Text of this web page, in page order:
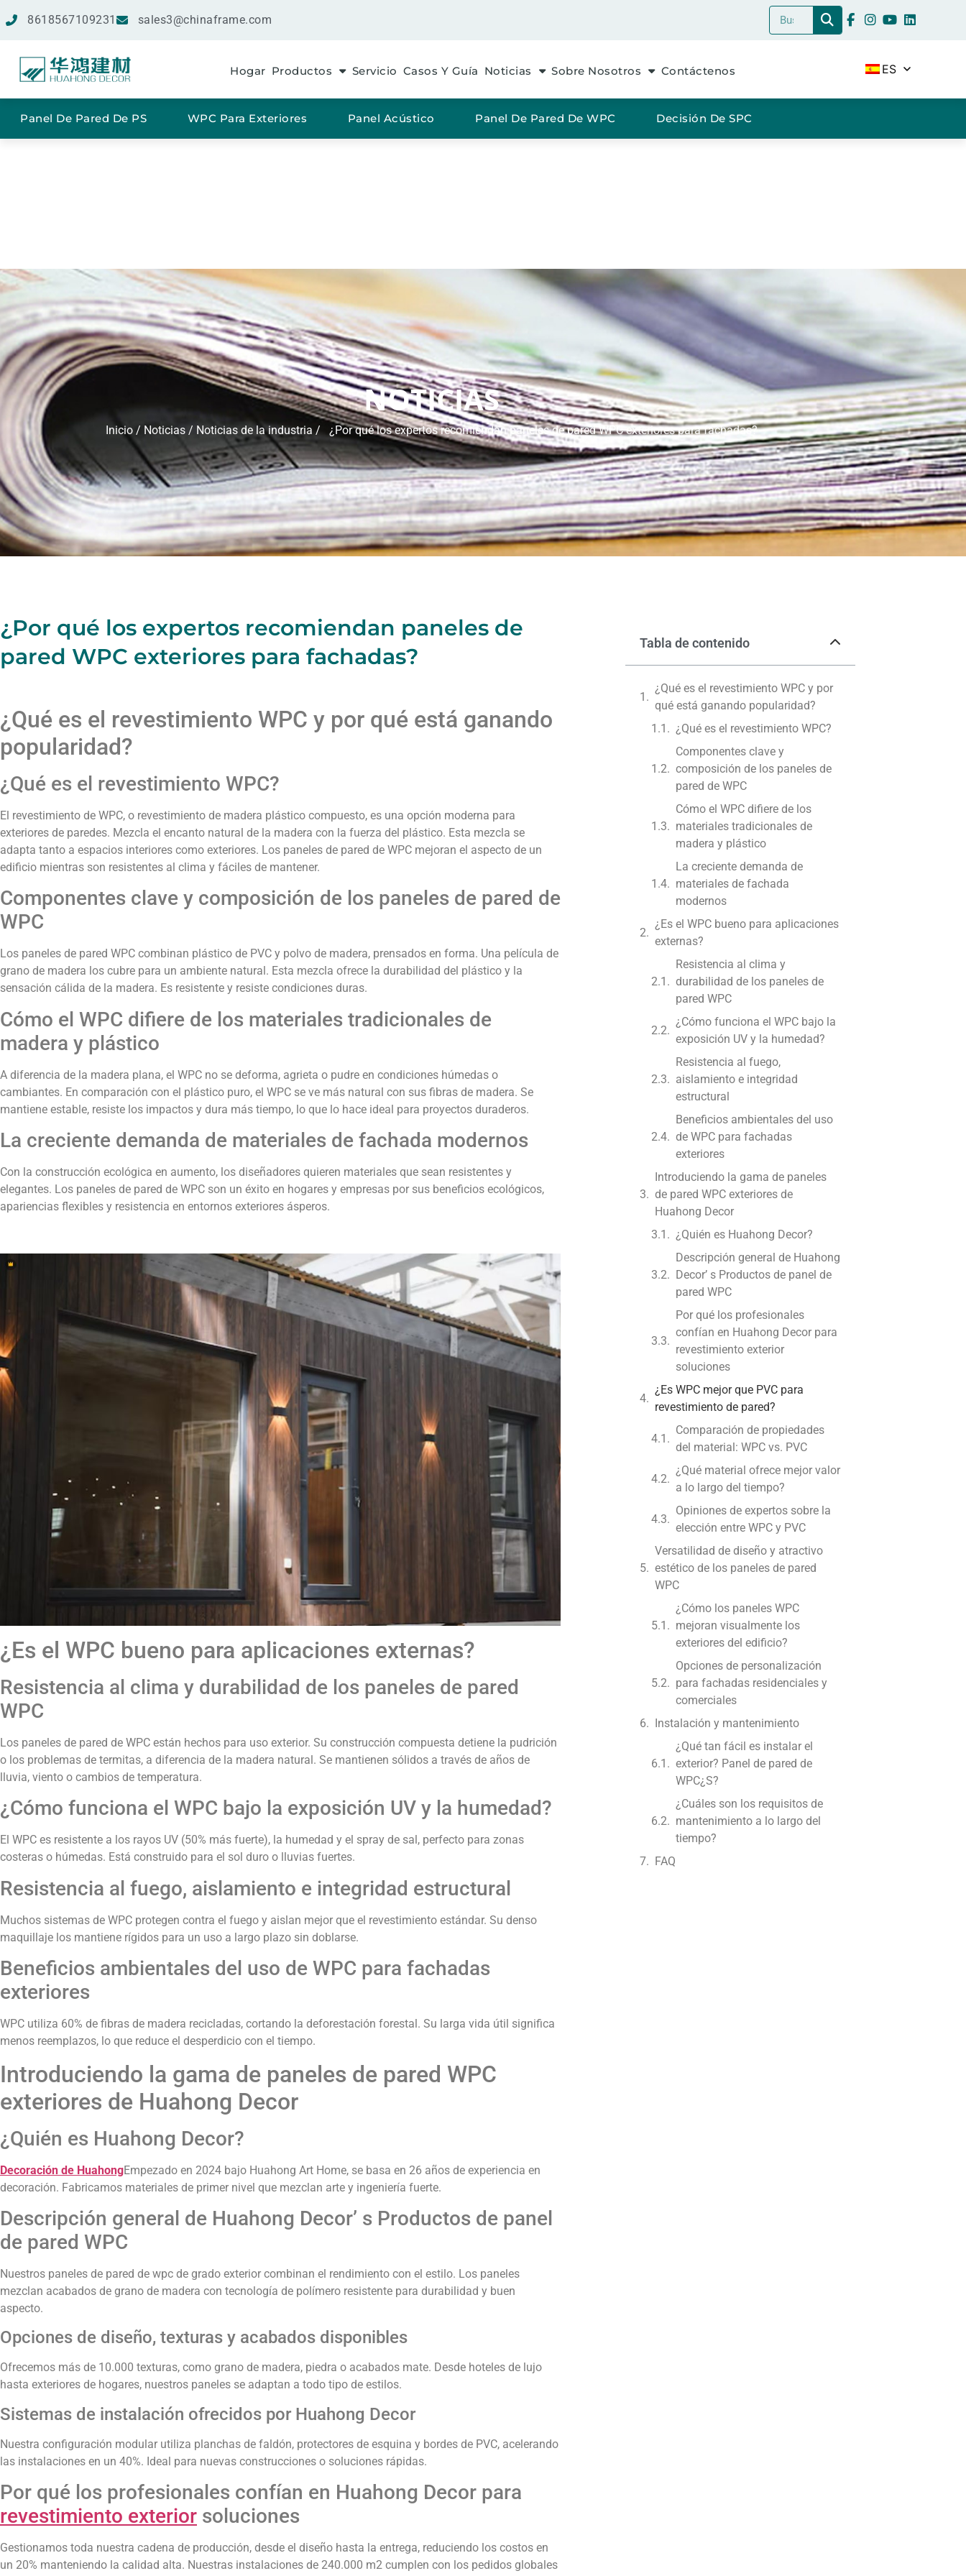
8618567109231 sales3@chinaframe.com
Hogar Productos Servicio Casos Y Guía Noticias Sobre Nosotros Contáctenos ES
Panel De Pared De PS WPC Para Exteriores Panel Acústico Panel De Pared De WPC Decisión De SPC
NOTICIAS
Inicio/ Noticias/ Noticias de la industria / ¿Por qué los expertos recomiendan paneles de pared WPC exteriores para fachadas?
¿Por qué los expertos recomiendan paneles de
pared WPC exteriores para fachadas?
¿Qué es el revestimiento WPC y por qué está ganando
popularidad?
¿Qué es el revestimiento WPC?
El revestimiento de WPC, o revestimiento de madera plástico compuesto, es una opción moderna para
exteriores de paredes. Mezcla el encanto natural de la madera con la fuerza del plástico. Esta mezcla se
adapta tanto a espacios interiores como exteriores. Los paneles de pared de WPC mejoran el aspecto de un
edificio mientras son resistentes al clima y fáciles de mantener.
Componentes clave y composición de los paneles de pared de
WPC
Los paneles de pared WPC combinan plástico de PVC y polvo de madera, prensados en forma. Una película de
grano de madera los cubre para un ambiente natural. Esta mezcla ofrece la durabilidad del plástico y la
sensación cálida de la madera. Es resistente y resiste condiciones duras.
Cómo el WPC difiere de los materiales tradicionales de
madera y plástico
A diferencia de la madera plana, el WPC no se deforma, agrieta o pudre en condiciones húmedas o
cambiantes. En comparación con el plástico puro, el WPC se ve más natural con sus fibras de madera. Se
mantiene estable, resiste los impactos y dura más tiempo, lo que lo hace ideal para proyectos duraderos.
La creciente demanda de materiales de fachada modernos
Con la construcción ecológica en aumento, los diseñadores quieren materiales que sean resistentes y
elegantes. Los paneles de pared de WPC son un éxito en hogares y empresas por sus beneficios ecológicos,
apariencias flexibles y resistencia en entornos exteriores ásperos.
¿Es el WPC bueno para aplicaciones externas?
Resistencia al clima y durabilidad de los paneles de pared
WPC
Los paneles de pared de WPC están hechos para uso exterior. Su construcción compuesta detiene la pudrición
o los problemas de termitas, a diferencia de la madera natural. Se mantienen sólidos a través de años de
lluvia, viento o cambios de temperatura.
¿Cómo funciona el WPC bajo la exposición UV y la humedad?
El WPC es resistente a los rayos UV (50% más fuerte), la humedad y el spray de sal, perfecto para zonas
costeras o húmedas. Está construido para el sol duro o lluvias fuertes.
Resistencia al fuego, aislamiento e integridad estructural
Muchos sistemas de WPC protegen contra el fuego y aislan mejor que el revestimiento estándar. Su denso
maquillaje los mantiene rígidos para un uso a largo plazo sin doblarse.
Beneficios ambientales del uso de WPC para fachadas
exteriores
WPC utiliza 60% de fibras de madera recicladas, cortando la deforestación forestal. Su larga vida útil significa
menos reemplazos, lo que reduce el desperdicio con el tiempo.
Introduciendo la gama de paneles de pared WPC
exteriores de Huahong Decor
¿Quién es Huahong Decor?
Decoración de HuahongEmpezado en 2024 bajo Huahong Art Home, se basa en 26 años de experiencia en
decoración. Fabricamos materiales de primer nivel que mezclan arte y ingeniería fuerte.
Descripción general de Huahong Decor’ s Productos de panel
de pared WPC
Nuestros paneles de pared de wpc de grado exterior combinan el rendimiento con el estilo. Los paneles
mezclan acabados de grano de madera con tecnología de polímero resistente para durabilidad y buen
aspecto.
Opciones de diseño, texturas y acabados disponibles
Ofrecemos más de 10.000 texturas, como grano de madera, piedra o acabados mate. Desde hoteles de lujo
hasta exteriores de hogares, nuestros paneles se adaptan a todo tipo de estilos.
Sistemas de instalación ofrecidos por Huahong Decor
Nuestra configuración modular utiliza planchas de faldón, protectores de esquina y bordes de PVC, acelerando
las instalaciones en un 40%. Ideal para nuevas construcciones o soluciones rápidas.
Por qué los profesionales confían en Huahong Decor para
revestimiento exterior soluciones
Gestionamos toda nuestra cadena de producción, desde el diseño hasta la entrega, reduciendo los costos en
un 20% manteniendo la calidad alta. Nuestras instalaciones de 240.000 m2 cumplen con los pedidos globales
Tabla de contenido
¿Qué es el revestimiento WPC y por
qué está ganando popularidad?
¿Qué es el revestimiento WPC?
Componentes clave y
composición de los paneles de
pared de WPC
Cómo el WPC difiere de los
materiales tradicionales de
madera y plástico
La creciente demanda de
materiales de fachada
modernos
¿Es el WPC bueno para aplicaciones
externas?
Resistencia al clima y
durabilidad de los paneles de
pared WPC
¿Cómo funciona el WPC bajo la
exposición UV y la humedad?
Resistencia al fuego,
aislamiento e integridad
estructural
Beneficios ambientales del uso
de WPC para fachadas
exteriores
Introduciendo la gama de paneles
de pared WPC exteriores de
Huahong Decor
¿Quién es Huahong Decor?
Descripción general de Huahong
Decor’ s Productos de panel de
pared WPC
Por qué los profesionales
confían en Huahong Decor para
revestimiento exterior
soluciones
¿Es WPC mejor que PVC para
revestimiento de pared?
Comparación de propiedades
del material: WPC vs. PVC
¿Qué material ofrece mejor valor
a lo largo del tiempo?
Opiniones de expertos sobre la
elección entre WPC y PVC
Versatilidad de diseño y atractivo
estético de los paneles de pared
WPC
¿Cómo los paneles WPC
mejoran visualmente los
exteriores del edificio?
Opciones de personalización
para fachadas residenciales y
comerciales
Instalación y mantenimiento
¿Qué tan fácil es instalar el
exterior? Panel de pared de
WPC¿S?
¿Cuáles son los requisitos de
mantenimiento a lo largo del
tiempo?
FAQ